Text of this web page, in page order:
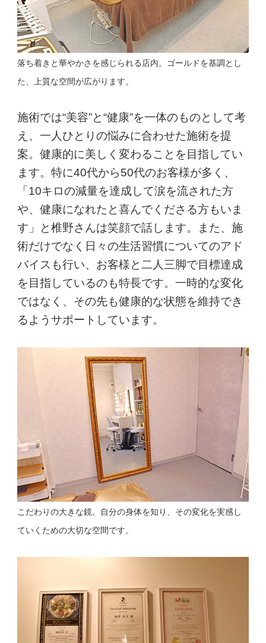
落ち着きと華やかさを感じられる店内。ゴールドを基調とし
た、上質な空間が広がります。
施術では“美容”と“健康”を一体のものとして考
え、一人ひとりの悩みに合わせた施術を提
案。健康的に美しく変わることを目指してい
ます。特に40代から50代のお客様が多く、
「10キロの減量を達成して涙を流された方
や、健康になれたと喜んでくださる方もいま
す」と椎野さんは笑顔で話します。また、施
術だけでなく日々の生活習慣についてのアド
バイスも行い、お客様と二人三脚で目標達成
を目指しているのも特長です。一時的な変化
ではなく、その先も健康的な状態を維持でき
るようサポートしています。
こだわりの大きな鏡。自分の身体を知り、その変化を実感し
ていくための大切な空間です。